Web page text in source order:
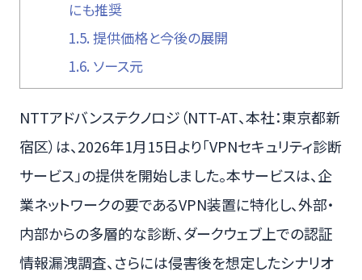
にも推奨
1.5. 提供価格と今後の展開
1.6. ソース元
NTTアドバンステクノロジ（NTT-AT、本社：東京都新
宿区）は、2026年1月15日より「VPNセキュリティ診断
サービス」の提供を開始しました。本サービスは、企
業ネットワークの要であるVPN装置に特化し、外部・
内部からの多層的な診断、ダークウェブ上での認証
情報漏洩調査、さらには侵害後を想定したシナリオ